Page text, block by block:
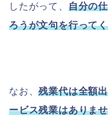
したがって、 自分の
ろうが文句を行って
なお、残業代は全額
ービス残業はありま